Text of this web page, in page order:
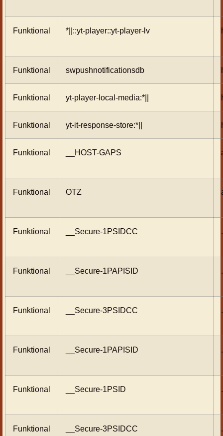
Funktional *||::yt-player::yt-player-lv
Funktional swpushnotificationsdb
Funktional yt-player-local-media:*||
Funktional yt-it-response-store:*||
Funktional __HOST-GAPS
Funktional OTZ
Funktional __Secure-1PSIDCC
Funktional __Secure-1PAPISID
Funktional __Secure-3PSIDCC
Funktional __Secure-1PAPISID
Funktional __Secure-1PSID
Funktional __Secure-3PSIDCC